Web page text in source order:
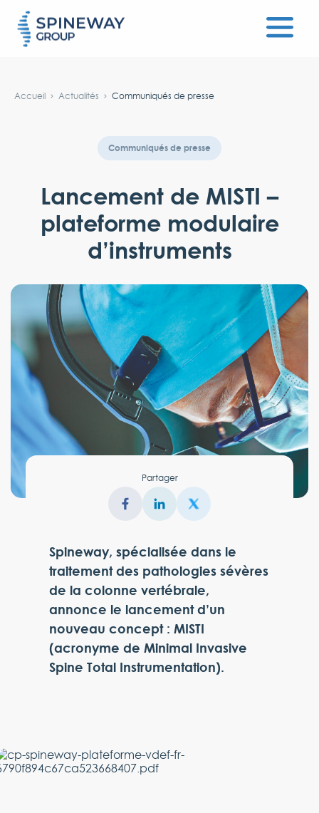
Accueil Actualités Communiqués de presse
Communiqués de presse
Lancement de MISTI –
plateforme modulaire
d’instruments
Partager
Spineway, spécialisée dans le
traitement des pathologies sévères
de la colonne vertébrale,
annonce le lancement d’un
nouveau concept : MISTI
(acronyme de Minimal Invasive
Spine Total Instrumentation).